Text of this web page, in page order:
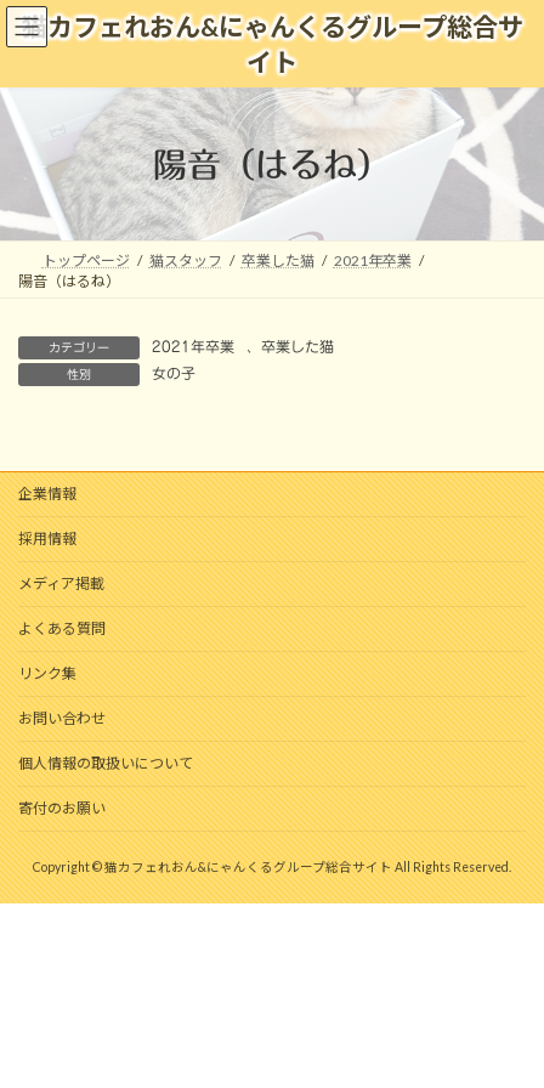
コ
ン
ン
ツ
へ
ッ
プ
ナ
ビ
ー
シ
ョ
移
動
猫カフェれおん&にゃんくるグループ総合サ
イト
陽音（はるね）
トップページ 猫スタッフ 卒業した猫
2021年卒業
陽音（はるね）
カテゴリー 2021年卒業 卒業した猫
性別 女の子
企業情報
採用情報
メディア掲載
よくある質問
リンク集
お問い合わせ
個人情報の取扱いについて
寄付のお願い
Copyright © 猫カフェれおん&にゃんくるグループ総合サイト All Rights Reserved.